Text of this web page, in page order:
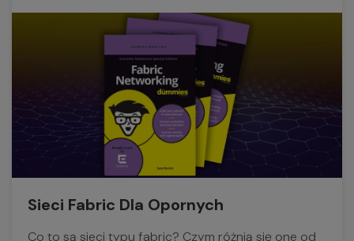
Sieci Fabric Dla Opornych
Co to są sieci typu fabric? Czym różnią się one od